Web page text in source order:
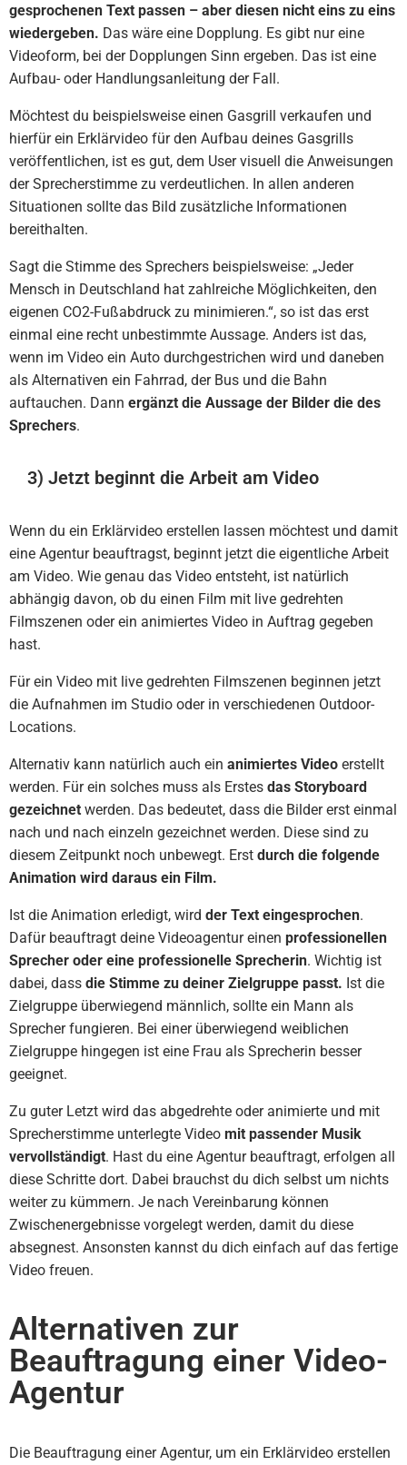
gesprochenen Text passen – aber diesen nicht eins zu eins
wiedergeben. Das wäre eine Dopplung. Es gibt nur eine
Videoform, bei der Dopplungen Sinn ergeben. Das ist eine
Aufbau- oder Handlungsanleitung der Fall.
Möchtest du beispielsweise einen Gasgrill verkaufen und
hierfür ein Erklärvideo für den Aufbau deines Gasgrills
veröffentlichen, ist es gut, dem User visuell die Anweisungen
der Sprecherstimme zu verdeutlichen. In allen anderen
Situationen sollte das Bild zusätzliche Informationen
bereithalten.
Sagt die Stimme des Sprechers beispielsweise: „Jeder
Mensch in Deutschland hat zahlreiche Möglichkeiten, den
eigenen CO2-Fußabdruck zu minimieren.“, so ist das erst
einmal eine recht unbestimmte Aussage. Anders ist das,
wenn im Video ein Auto durchgestrichen wird und daneben
als Alternativen ein Fahrrad, der Bus und die Bahn
auftauchen. Dann ergänzt die Aussage der Bilder die des
Sprechers.
3) Jetzt beginnt die Arbeit am Video
Wenn du ein Erklärvideo erstellen lassen möchtest und damit
eine Agentur beauftragst, beginnt jetzt die eigentliche Arbeit
am Video. Wie genau das Video entsteht, ist natürlich
abhängig davon, ob du einen Film mit live gedrehten
Filmszenen oder ein animiertes Video in Auftrag gegeben
hast.
Für ein Video mit live gedrehten Filmszenen beginnen jetzt
die Aufnahmen im Studio oder in verschiedenen Outdoor-
Locations.
Alternativ kann natürlich auch ein animiertes Video erstellt
werden. Für ein solches muss als Erstes das Storyboard
gezeichnet werden. Das bedeutet, dass die Bilder erst einmal
nach und nach einzeln gezeichnet werden. Diese sind zu
diesem Zeitpunkt noch unbewegt. Erst durch die folgende
Animation wird daraus ein Film.
Ist die Animation erledigt, wird der Text eingesprochen.
Dafür beauftragt deine Videoagentur einen professionellen
Sprecher oder eine professionelle Sprecherin. Wichtig ist
dabei, dass die Stimme zu deiner Zielgruppe passt. Ist die
Zielgruppe überwiegend männlich, sollte ein Mann als
Sprecher fungieren. Bei einer überwiegend weiblichen
Zielgruppe hingegen ist eine Frau als Sprecherin besser
geeignet.
Zu guter Letzt wird das abgedrehte oder animierte und mit
Sprecherstimme unterlegte Video mit passender Musik
vervollständigt. Hast du eine Agentur beauftragt, erfolgen all
diese Schritte dort. Dabei brauchst du dich selbst um nichts
weiter zu kümmern. Je nach Vereinbarung können
Zwischenergebnisse vorgelegt werden, damit du diese
absegnest. Ansonsten kannst du dich einfach auf das fertige
Video freuen.
Alternativen zur
Beauftragung einer Video-
Agentur
Die Beauftragung einer Agentur, um ein Erklärvideo erstellen